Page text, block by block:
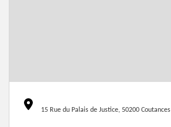
15 Rue du Palais de Justice, 50200 Coutances